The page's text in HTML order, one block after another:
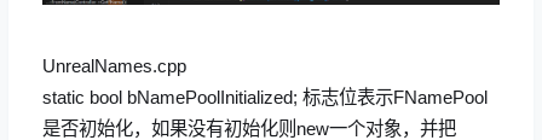
UnrealNames.cpp
static bool bNamePoolInitialized; 标志位表示FNamePool
是否初始化，如果没有初始化则new一个对象，并把